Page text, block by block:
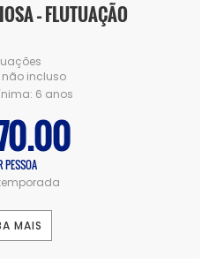
– FLUTUAÇÃO
incluso
6 anos
PESSOA
MAIS